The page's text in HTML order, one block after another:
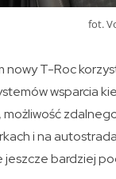
fot.
T-Roc
wsparcia
możliwość
i na
bardziej